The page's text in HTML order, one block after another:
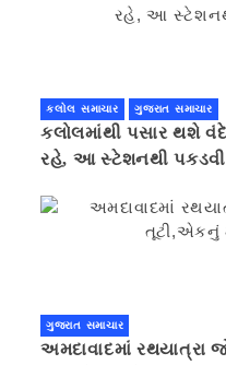
કલોલ સમાચાર ગુજરાત સમાચાર
કલોલમાંથી પસાર થશે
રહે, આ સ્ટેશનથી પકડવી
ગુજરાત સમાચાર
અમદાવાદમાં રથયાત્રા